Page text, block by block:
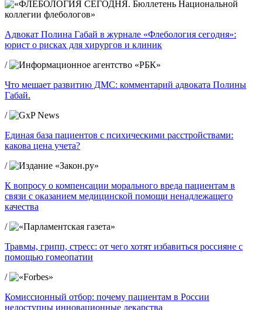
Адвокат Полина Габай в журнале «Флебология сегодня»:
юрист о рисках для хирургов и клиник
/
Что мешает развитию ДМС: комментарий адвоката Полины
Габай.
/
Единая база пациентов с психическими расстройствами:
какова цена учета?
/
К вопросу о компенсации морального вреда пациентам в
связи с оказанием медицинской помощи ненадлежащего
качества
/
Травмы, грипп, стресс: от чего хотят избавиться россияне с
помощью гомеопатии
/
Комиссионный отбор: почему пациентам в России
недоступны инновационные лекарства